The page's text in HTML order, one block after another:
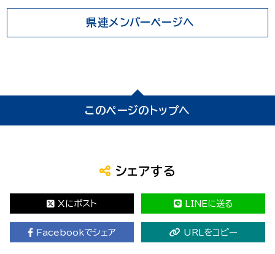
県連メンバーページへ
このページのトップへ
シェアする
Xにポスト LINEに送る
Facebookでシェア URLをコピー